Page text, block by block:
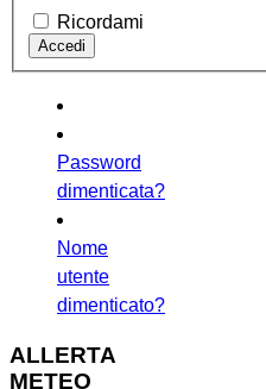
Ricordami
Password
dimenticata?
Nome
utente
dimenticato?
ALLERTA
METEO